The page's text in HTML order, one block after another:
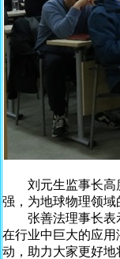
刘元生监事长高
强，为地球物理领域
张善法理事长表
在行业中巨大的应
动，助力大家更好